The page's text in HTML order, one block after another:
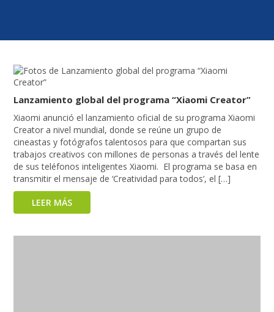
Lanzamiento global del programa “Xiaomi Creator”
Xiaomi anunció el lanzamiento oficial de su programa Xiaomi
Creator a nivel mundial, donde se reúne un grupo de
cineastas y fotógrafos talentosos para que compartan sus
trabajos creativos con millones de personas a través del lente
de sus teléfonos inteligentes Xiaomi. El programa se basa en
transmitir el mensaje de ‘Creatividad para todos‘, el […]
LEER MÁS